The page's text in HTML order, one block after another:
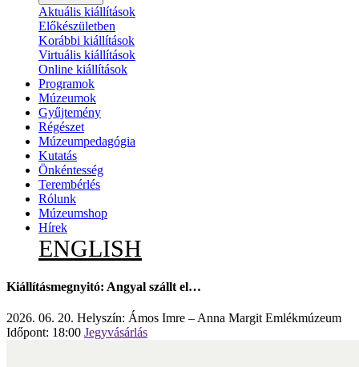
Aktuális kiállítások
Előkészületben
Korábbi kiállítások
Virtuális kiállítások
Online kiállítások
Programok
Múzeumok
Gyűjtemény
Régészet
Múzeumpedagógia
Kutatás
Önkéntesség
Terembérlés
Rólunk
Múzeumshop
Hírek
ENGLISH
Kiállításmegnyitó: Angyal szállt el…
2026. 06. 20. Helyszín: Ámos Imre – Anna Margit Emlékmúzeum
Időpont: 18:00 Jegyvásárlás